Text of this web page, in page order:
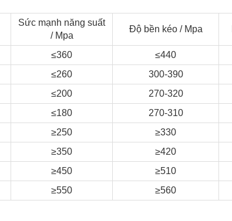
Sức mạnh năng suất
/ Mpa
Độ bền kéo / Mpa
≤360 ≤440
≤260 300-390
≤200 270-320
≤180 270-310
≥250 ≥330
≥350 ≥420
≥450 ≥510
≥550 ≥560